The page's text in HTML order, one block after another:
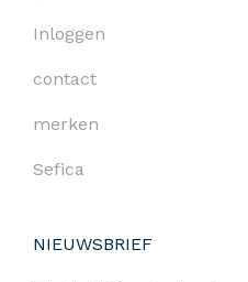
Inloggen
contact
merken
Sefica
NIEUWSBRIEF